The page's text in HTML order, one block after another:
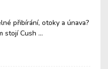
přibírání, otoky a únava?
stojí Cush ...